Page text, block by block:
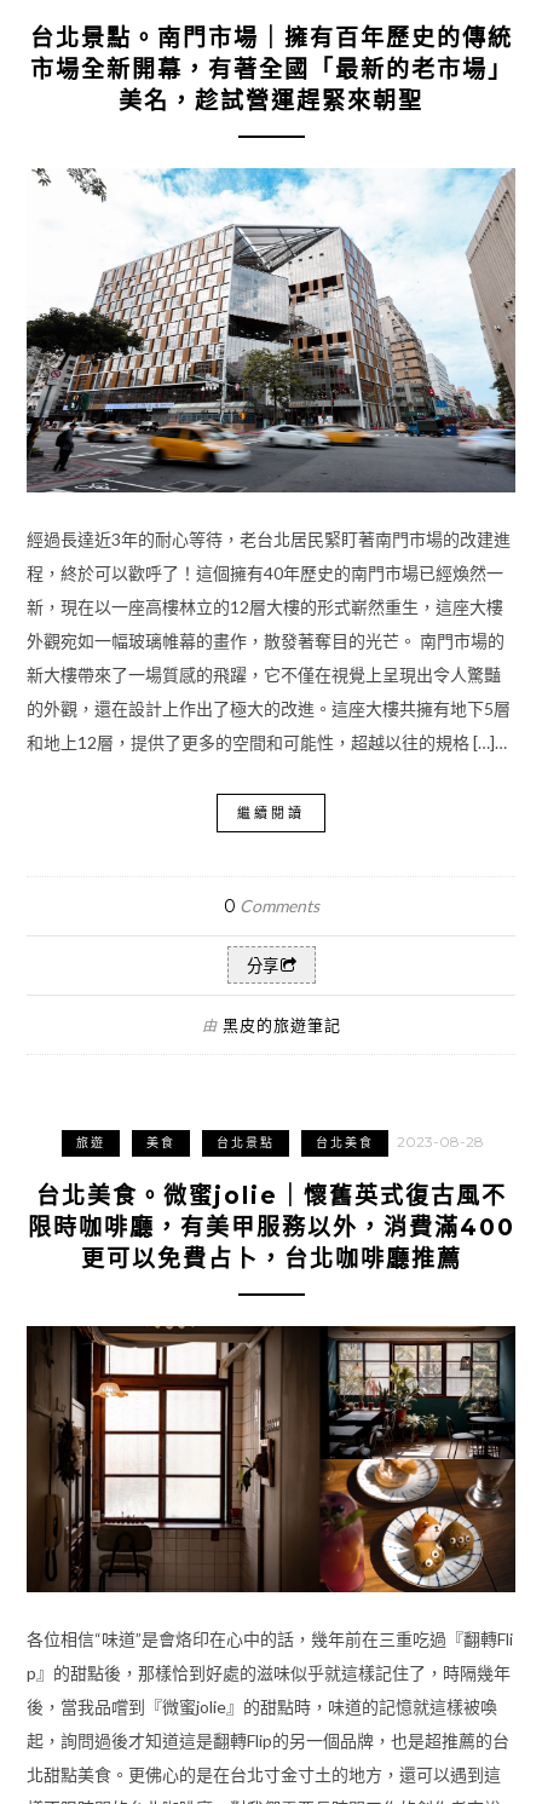
台北景點。南門市場｜擁有百年歷史的傳統
市場全新開幕，有著全國「最新的老市場」
美名，趁試營運趕緊來朝聖
經過長達近3年的耐心等待，老台北居民緊盯著南門市場的改建進
程，終於可以歡呼了！這個擁有40年歷史的南門市場已經煥然一
新，現在以一座高樓林立的12層大樓的形式嶄然重生，這座大樓
外觀宛如一幅玻璃帷幕的畫作，散發著奪目的光芒。 南門市場的
新大樓帶來了一場質感的飛躍，它不僅在視覺上呈現出令人驚豔
的外觀，還在設計上作出了極大的改進。這座大樓共擁有地下5層
和地上12層，提供了更多的空間和可能性，超越以往的規格 […]…
繼續閱讀
0 Comments
分享
由 黑皮的旅遊筆記
旅遊 美食 台北景點 台北美食 2023-08-28
台北美食。微蜜jolie｜懷舊英式復古風不
限時咖啡廳，有美甲服務以外，消費滿400
更可以免費占卜，台北咖啡廳推薦
各位相信“味道”是會烙印在心中的話，幾年前在三重吃過『翻轉Fli
p』的甜點後，那樣恰到好處的滋味似乎就這樣記住了，時隔幾年
後，當我品嚐到『微蜜jolie』的甜點時，味道的記憶就這樣被喚
起，詢問過後才知道這是翻轉Flip的另一個品牌，也是超推薦的台
北甜點美食。更佛心的是在台北寸金寸土的地方，還可以遇到這